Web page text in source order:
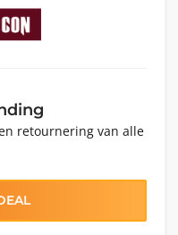
retournering van alle